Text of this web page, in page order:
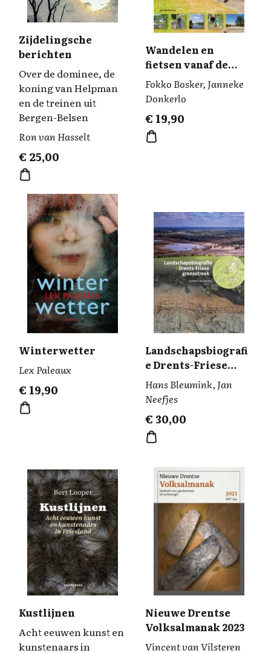
Zijdelingsche
berichten
Over de dominee, de
koning van Helpman
en de treinen uit
Bergen-Belsen
Ron van Hasselt
€ 25,00
Wandelen en
fietsen vanaf de
Turfroute in
Zuidoost-Fryslân
Fokko Bosker, Janneke
Donkerlo
€ 19,90
Winterwetter
Lex Paleaux
€ 19,90
Landschapsbiografi
e Drents-Friese
grensstreek
Hans Bleumink, Jan
Neefjes
€30,00
Kustlijnen
Acht eeuwen kunst en
kunstenaars in
Nieuwe Drentse
Volksalmanak 2023
Vincent van Vilsteren